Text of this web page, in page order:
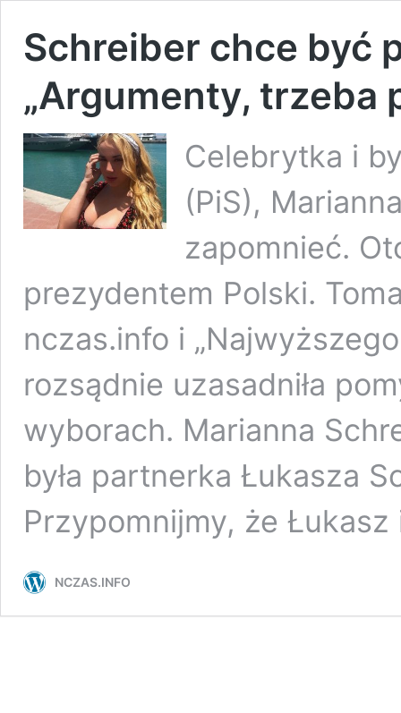
Schreiber chce być
„Argumenty, trzeba
Celebrytka i
(PiS),
zapomnieć.
prezydentem Polski.
nczas.info i
rozsądnie uzasadniła
wyborach. Marianna
była partnerka Łukasza
Przypomnijmy, że
NCZAS.INFO